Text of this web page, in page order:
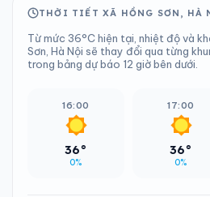
THỜI TIẾT XÃ HỒNG SƠN, HÀ
Từ mức 36°C hiện tại, nhiệt độ và
Sơn, Hà Nội sẽ thay đổi qua từng
trong bảng dự báo 12 giờ bên dưới.
16:00
36°
0%
17:00
36°
0%